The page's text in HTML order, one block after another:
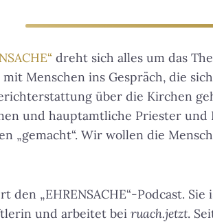
dreht sich alles um das
Menschen ins Gespräch, die
über die Kirchen
und hauptamtliche Priester
„gemacht“. Wir wollen die
den „EHRENSACHE“-Podcast.
und arbeitet bei ruach.jetzt.